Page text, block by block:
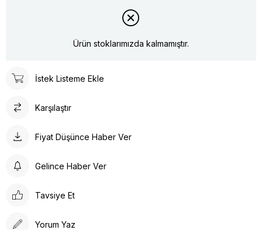
Ürün stoklarımızda kalmamıştır.
İstek Listeme Ekle
Karşılaştır
Fiyat Düşünce Haber Ver
Gelince Haber Ver
Tavsiye Et
Yorum Yaz